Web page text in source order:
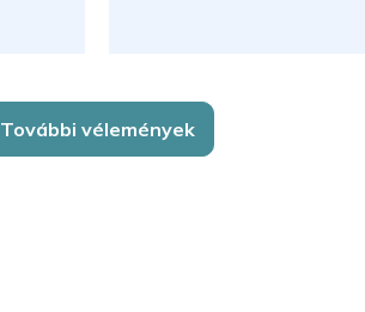
További vélemények